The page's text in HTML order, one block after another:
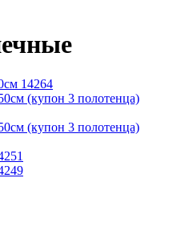
14264
(купон 3 полотенца)
(купон 3 полотенца)